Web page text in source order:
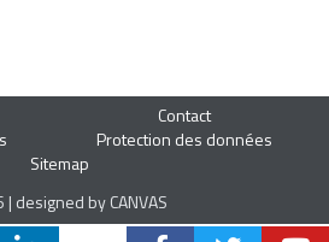
Contact
Protection des données
Sitemap
designed by CANVAS